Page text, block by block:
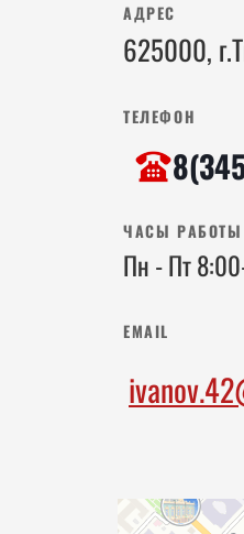
АДРЕС
625000,
ТЕЛЕФОН
ЧАСЫ РАБОТЫ
Пн - Пт
EMAIL